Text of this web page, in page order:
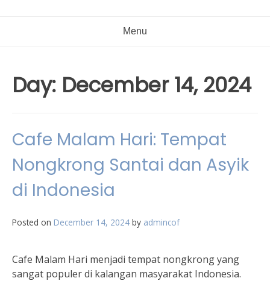
Menu
Day: December 14, 2024
Cafe Malam Hari: Tempat
Nongkrong Santai dan Asyik
di Indonesia
Posted on December 14, 2024 by admincof
Cafe Malam Hari menjadi tempat nongkrong yang
sangat populer di kalangan masyarakat Indonesia.